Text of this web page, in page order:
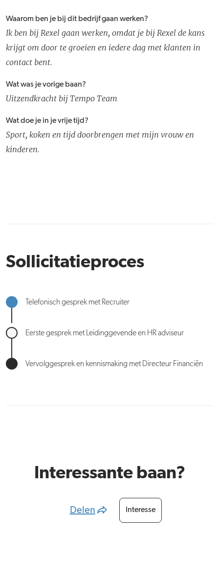
Waarom ben je bij dit bedrijf gaan werken?
Ik ben bij Rexel gaan werken, omdat je bij Rexel de kans
krijgt om door te groeien en iedere dag met klanten in
contact bent.
Wat was je vorige baan?
Uitzendkracht bij Tempo Team
Wat doe je in je vrije tijd?
Sport, koken en tijd doorbrengen met mijn vrouw en
kinderen.
Sollicitatieproces
Telefonisch gesprek met Recruiter
Eerste gesprek met Leidinggevende en HR adviseur
Vervolggesprek en kennismaking met Directeur Financiën
Interessante baan?
Delen Interesse